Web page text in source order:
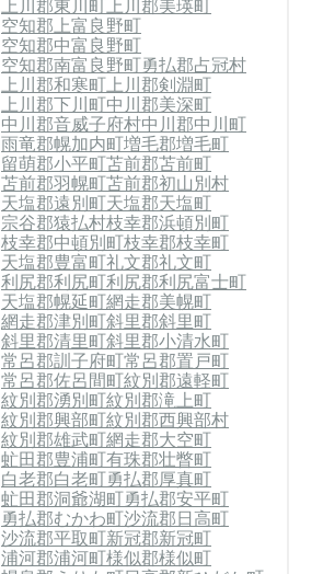
上川郡東川町上川郡美瑛町
空知郡上富良野町
空知郡中富良野町
空知郡南富良野町勇払郡占冠村
上川郡和寒町上川郡剣淵町
上川郡下川町中川郡美深町
中川郡音威子府村中川郡中川町
雨竜郡幌加内町増毛郡増毛町
留萌郡小平町苫前郡苫前町
苫前郡羽幌町苫前郡初山別村
天塩郡遠別町天塩郡天塩町
宗谷郡猿払村枝幸郡浜頓別町
枝幸郡中頓別町枝幸郡枝幸町
天塩郡豊富町礼文郡礼文町
利尻郡利尻町利尻郡利尻富士町
天塩郡幌延町網走郡美幌町
網走郡津別町斜里郡斜里町
斜里郡清里町斜里郡小清水町
常呂郡訓子府町常呂郡置戸町
常呂郡佐呂間町紋別郡遠軽町
紋別郡湧別町紋別郡滝上町
紋別郡興部町紋別郡西興部村
紋別郡雄武町網走郡大空町
虻田郡豊浦町有珠郡壮瞥町
白老郡白老町勇払郡厚真町
虻田郡洞爺湖町勇払郡安平町
勇払郡むかわ町沙流郡日高町
沙流郡平取町新冠郡新冠町
浦河郡浦河町様似郡様似町